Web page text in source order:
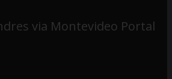
via Montevideo Portal